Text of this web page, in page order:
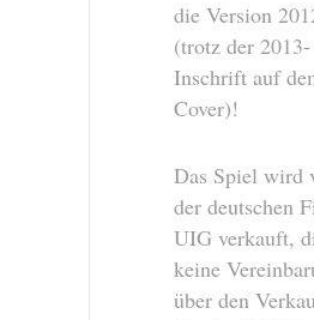
die Version
(trotz der 2013-
Inschrift auf
Cover)!
Das Spiel wird
der deutschen
UIG verkauft,
keine
über den